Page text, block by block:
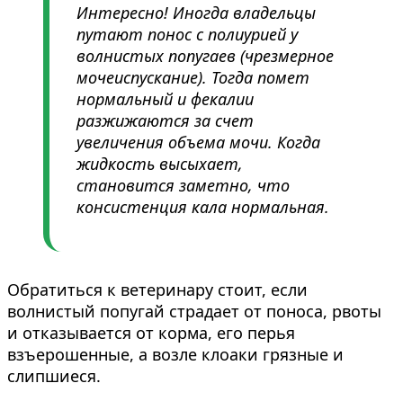
Интересно! Иногда владельцы
путают понос с полиурией у
волнистых попугаев (чрезмерное
мочеиспускание). Тогда помет
нормальный и фекалии
разжижаются за счет
увеличения объема мочи. Когда
жидкость высыхает,
становится заметно, что
консистенция кала нормальная.
Обратиться к ветеринару стоит, если
волнистый попугай страдает от поноса, рвоты
и отказывается от корма, его перья
взъерошенные, а возле клоаки грязные и
слипшиеся.